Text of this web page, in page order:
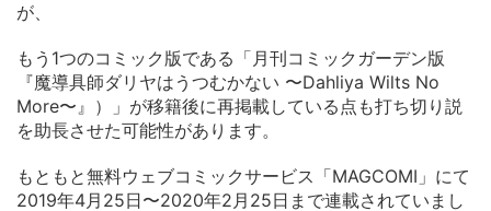
が、
もう1つのコミック版である「月刊コミックガーデン版
『魔導具師ダリヤはうつむかない 〜Dahliya Wilts No
More〜』）」が移籍後に再掲載している点も打ち切り説
を助長させた可能性があります。
もともと無料ウェブコミックサービス「MAGCOMI」にて
2019年4月25日〜2020年2月25日まで連載されていまし